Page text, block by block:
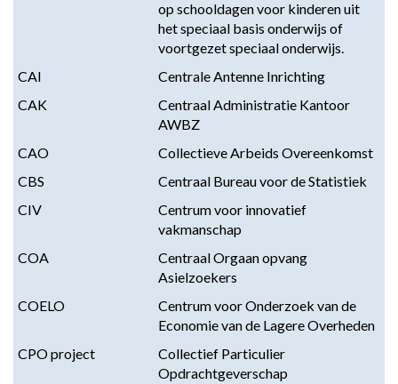
op schooldagen voor kinderen uit
het speciaal basis onderwijs of
voortgezet speciaal onderwijs.
CAI
Centrale Antenne Inrichting
CAK
Centraal Administratie Kantoor
AWBZ
CAO
Collectieve Arbeids Overeenkomst
CBS
Centraal Bureau voor de Statistiek
CIV
Centrum voor innovatief
vakmanschap
COA
Centraal Orgaan opvang
Asielzoekers
COELO
Centrum voor Onderzoek van de
Economie van de Lagere Overheden
CPO project
Collectief Particulier
Opdrachtgeverschap